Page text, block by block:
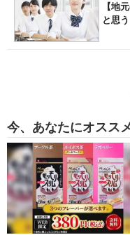
【地
と思
今、あなたにオスス